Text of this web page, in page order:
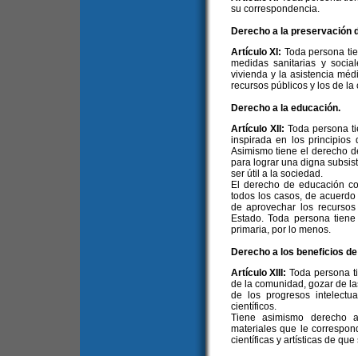
su correspondencia.
Derecho a la preservación
Artículo XI: Toda persona
medidas sanitarias y
vivienda y la asistencia
recursos públicos y los de la
Derecho a la educación.
Artículo XII: Toda persona
inspirada en los principios
Asimismo tiene el derecho
para lograr una digna
ser útil a la sociedad.
El derecho de educación
todos los casos, de
de aprovechar los
Estado. Toda persona
primaria, por lo menos.
Derecho a los beneficios
Artículo XIII:Toda persona
de la comunidad, gozar de
de los progresos
científicos.
Tiene asimismo
materiales que le
científicas y artísticas de que